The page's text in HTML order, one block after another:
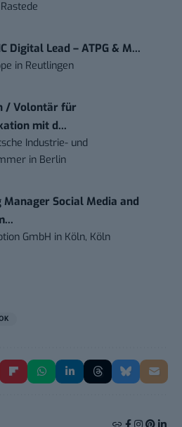
Rastede
Digital Lead – ATPG & M...
in Reutlingen
/ Volontär für
mit d...
Industrie- und
in Berlin
Social Media and
GmbH in Köln, Köln